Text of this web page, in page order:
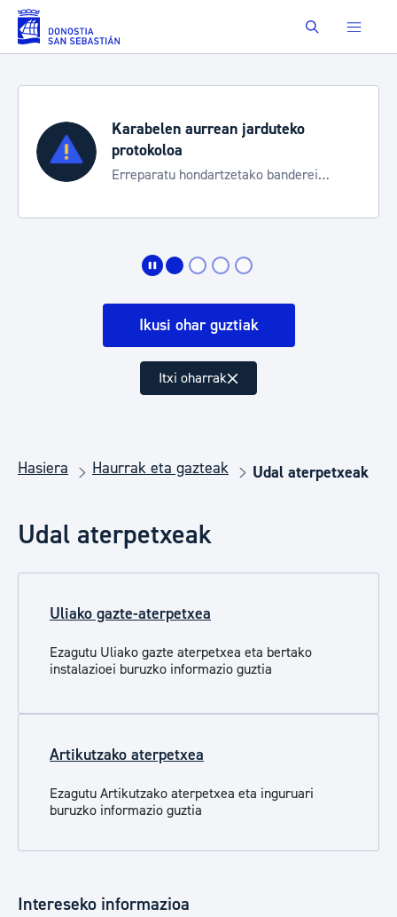
Eduki nagusira joan Buscar
Karabelen aurrean jarduteko
protokoloa
Erreparatu hondartzetako banderei
Ikusi ohar guztiak
Itxi oharrak
Hasiera Haurrak eta gazteak Udal aterpetxeak
Udal aterpetxeak
Uliako gazte-aterpetxea
Ezagutu Uliako gazte aterpetxea eta bertako
instalazioei buruzko informazio guztia
Artikutzako aterpetxea
Ezagutu Artikutzako aterpetxea eta inguruari
buruzko informazio guztia
Intereseko informazioa